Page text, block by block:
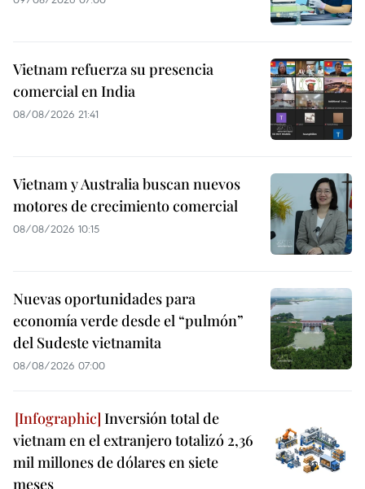
Vietnam refuerza su presencia
comercial en India
08/08/2026 21:41
Vietnam y Australia buscan nuevos
motores de crecimiento comercial
08/08/2026 10:15
Nuevas oportunidades para
economía verde desde el “pulmón”
del Sudeste vietnamita
08/08/2026 07:00
Inversión total de
vietnam en el extranjero totalizó 2,36
mil millones de dólares en siete
meses